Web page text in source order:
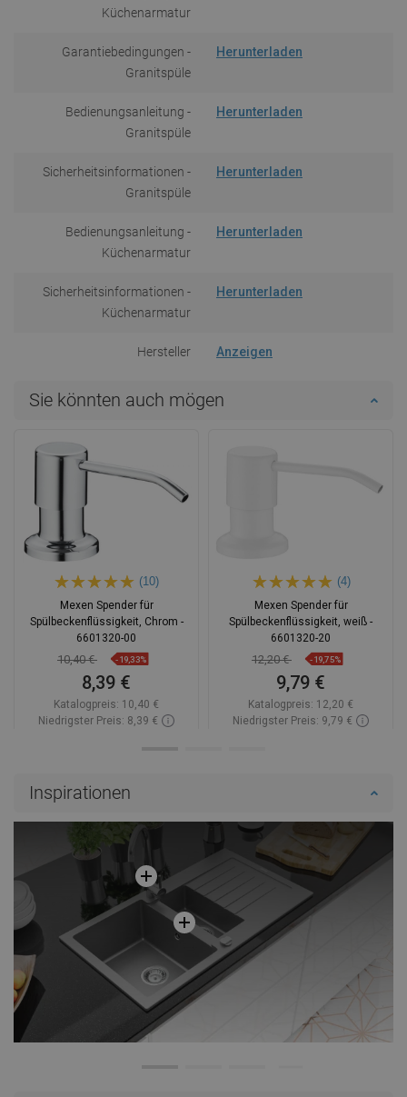
Küchenarmatur
Garantiebedingungen -
Granitspüle
Herunterladen
Bedienungsanleitung -
Granitspüle
Herunterladen
Sicherheitsinformationen -
Granitspüle
Herunterladen
Bedienungsanleitung -
Küchenarmatur
Herunterladen
Sicherheitsinformationen -
Küchenarmatur
Herunterladen
Hersteller Anzeigen
Sie könnten auch mögen
(10)
Mexen Spender für
Spülbeckenflüssigkeit, Chrom -
6601320-00
10,40 € -19,33%
8,39 €
Katalogpreis: 10,40 €
Niedrigster Preis: 8,39 €
(4)
Mexen Spender für
Spülbeckenflüssigkeit, weiß -
6601320-20
12,20 € -19,75%
9,79 €
Katalogpreis: 12,20 €
Niedrigster Preis: 9,79 €
Inspirationen